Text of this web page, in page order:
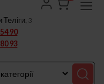
3
90
93